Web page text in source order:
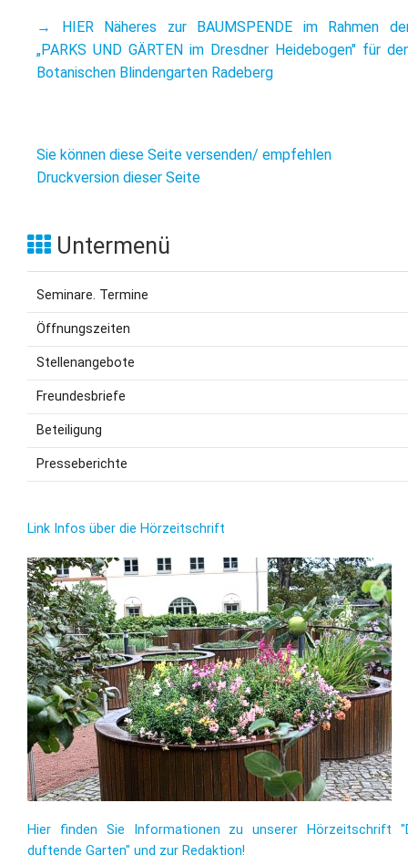
→ HIER Näheres zur BAUMSPENDE im Rahmen
„PARKS UND GÄRTEN im Dresdner Heidebogen" für
Botanischen Blindengarten Radeberg
Sie können diese Seite versenden/ empfehlen
Druckversion dieser Seite
Untermenü
Seminare. Termine
Öffnungszeiten
Stellenangebote
Freundesbriefe
Beteiligung
Presseberichte
Link Infos über die Hörzeitschrift
Hier finden Sie Informationen zu unserer Hörzeitschrift
duftende Garten" und zur Redaktion!